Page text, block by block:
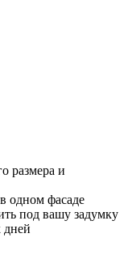
размера и
одном фасаде
под вашу задумку
дней